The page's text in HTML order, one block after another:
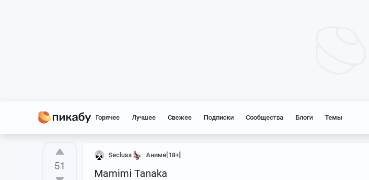
Горячее Лучшее Свежее Подписки Сообщества Блоги Темы
51
Seclusa Аниме[18+]
Mamimi Tanaka